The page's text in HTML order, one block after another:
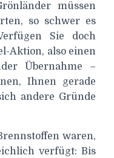
müssen
so schwer es
Sie doch
Aktion, also einen
Übernahme –
Ihnen gerade
andere Gründe
waren,
verfügt: Bis